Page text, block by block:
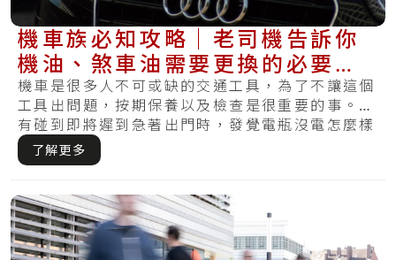
機車族必知攻略｜老司機告訴你
機油、煞車油需要更換的必要性
和更換里程數
機車是很多人不可或缺的交通工具，為了不讓這個
工具出問題，按期保養以及檢查是很重要的事。你
有碰到即將遲到急著出門時，發覺電瓶沒電怎麼樣
皆無.....
了解更多